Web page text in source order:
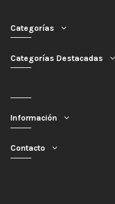
Categorías
Categorías Destacadas
Información
Contacto